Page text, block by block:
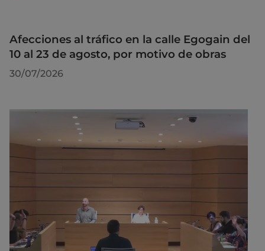
Afecciones al tráfico en la calle Egogain del
10 al 23 de agosto, por motivo de obras
30/07/2026